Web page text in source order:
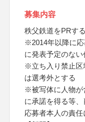
募集内容
秩父鉄道をPRす
※2014年以降に
に発表予定のない
※立ち入り禁止区
は選考外とする
※被写体に人物が
に承諾を得る等
応募者本人の責